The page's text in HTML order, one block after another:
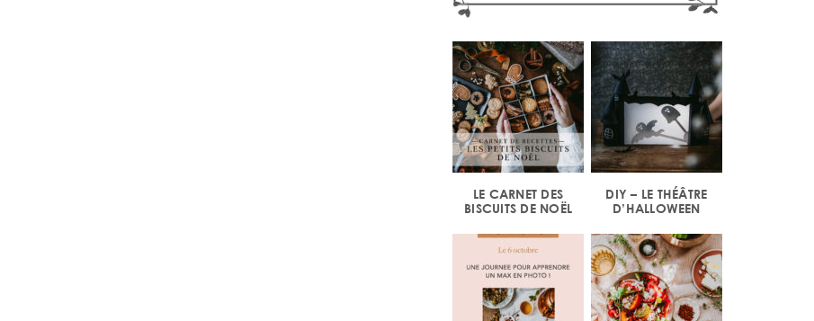
LE CARNET DES
BISCUITS DE NOËL
DIY – LE THÉÂTRE
D’HALLOWEEN